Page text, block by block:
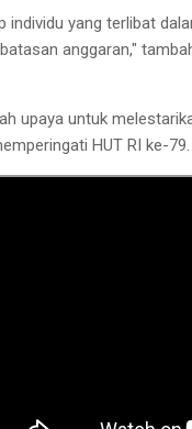
individu yang terlibat
anggaran,"
upaya untuk
HUT RI ke-79.